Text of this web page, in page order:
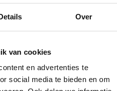
Over
van cookies
en advertenties te
social media te bieden en om